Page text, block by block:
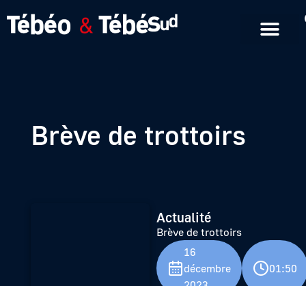
Brève de trottoirs
Actualité
Brève de trottoirs
16
décembre
01:50